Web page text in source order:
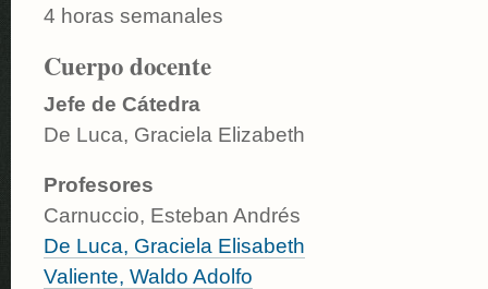
4 horas semanales
Cuerpo docente
Jefe de Cátedra
De Luca, Graciela Elizabeth
Profesores
Carnuccio, Esteban Andrés
De Luca, Graciela Elisabeth
Valiente, Waldo Adolfo